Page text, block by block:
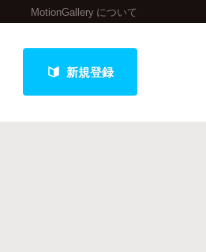
MotionGallery について
新規登録